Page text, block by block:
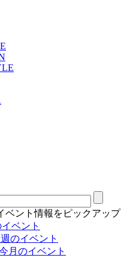
ベント情報をピックアップ
ベント
のイベント
月のイベント